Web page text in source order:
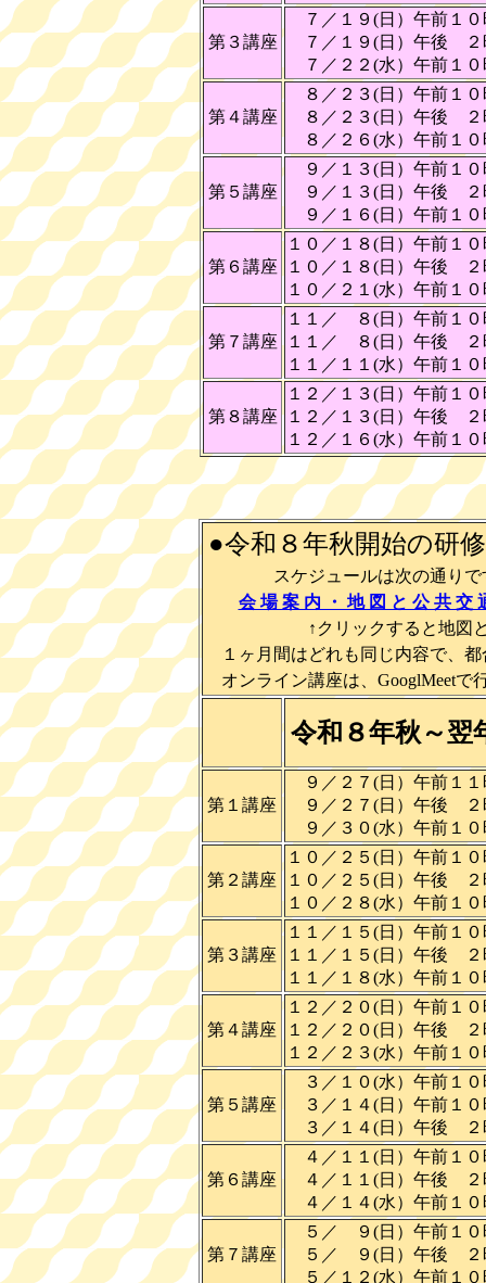
第３講座
７／１９(日）午前１０
７／１９(日）午後 ２
７／２２(水）午前１０
第４講座
８／２３(日）午前１０
８／２３(日）午後 ２
８／２６(水）午前１０
第５講座
９／１３(日）午前１０
９／１３(日）午後 ２
９／１６(日）午前１０
第６講座
１０／１８(日）午前１
１０／１８(日）午後 ２
１０／２１(水）午前１
第７講座
１１／ ８(日）午前１０
１１／ ８(日）午後 ２
１１／１１(水）午前１
第８講座
１２／１３(日）午前１
１２／１３(日）午後 ２
１２／１６(水）午前１
●令和８年秋開始の研
スケジュールは次の通りです
会 場 案 内 ・ 地 図 と 公 共 交
↑クリックすると地図と電
１ヶ月間はどれも同じ内容で、都
オンライン講座は、GooglMeetで
令和８年秋～翌
第１講座
９／２７(日）午前１１
９／２７(日）午後 ２
９／３０(水）午前１０
第２講座
１０／２５(日）午前１
１０／２５(日）午後 ２
１０／２８(水）午前１
第３講座
１１／１５(日）午前１
１１／１５(日）午後 ２
１１／１８(水）午前１
第４講座
１２／２０(日）午前１
１２／２０(日）午後 ２
１２／２３(水）午前１
第５講座
３／１０(水）午前１０
３／１４(日）午前１０
３／１４(日）午後 ２
第６講座
４／１１(日）午前１０
４／１１(日）午後 ２
４／１４(水）午前１０
第７講座
５／ ９(日）午前１０
５／ ９(日）午後 ２
５／１２(水）午前１０